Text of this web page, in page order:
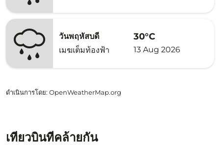
วันพฤหัสบดี
เมฆเต็มท้องฟ้า
30°C
13 Aug 2026
ดำเนินการโดย: OpenWeatherMap.org
เที่ยวบินที่คล้ายกัน